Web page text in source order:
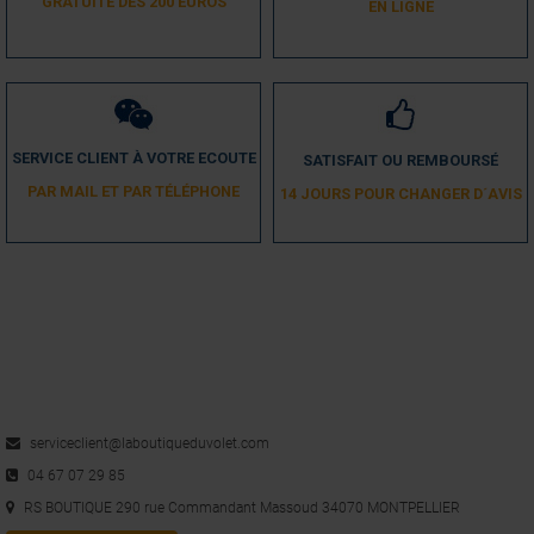
EN LIGNE
SERVICE CLIENT À VOTRE ECOUTE
PAR MAIL ET PAR TÉLÉPHONE
SATISFAIT OU REMBOURSÉ
14 JOURS POUR CHANGER D´AVIS
serviceclient@laboutiqueduvolet.com
04 67 07 29 85
RS BOUTIQUE 290 rue Commandant Massoud 34070 MONTPELLIER